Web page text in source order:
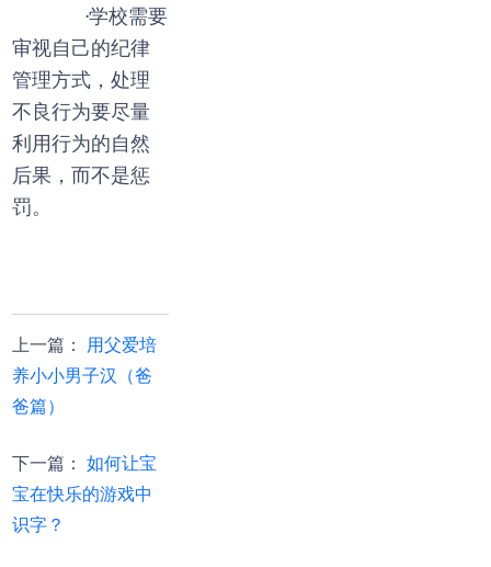
·学校需要
审视自己的纪律
管理方式，处理
不良行为要尽量
利用行为的自然
后果，而不是惩
罚。
上一篇 ：用父爱培
养小小男子汉（爸
爸篇）
下一篇 ：如何让宝
宝在快乐的游戏中
识字？